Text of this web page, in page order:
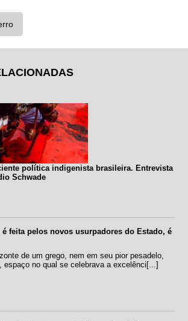
política indigenista brasileira. Entrevista
Schwade
feita pelos novos usurpadores do Estado, é
de um grego, nem em seu pior pesadelo,
espaço no qual se celebrava a excelênci[...]